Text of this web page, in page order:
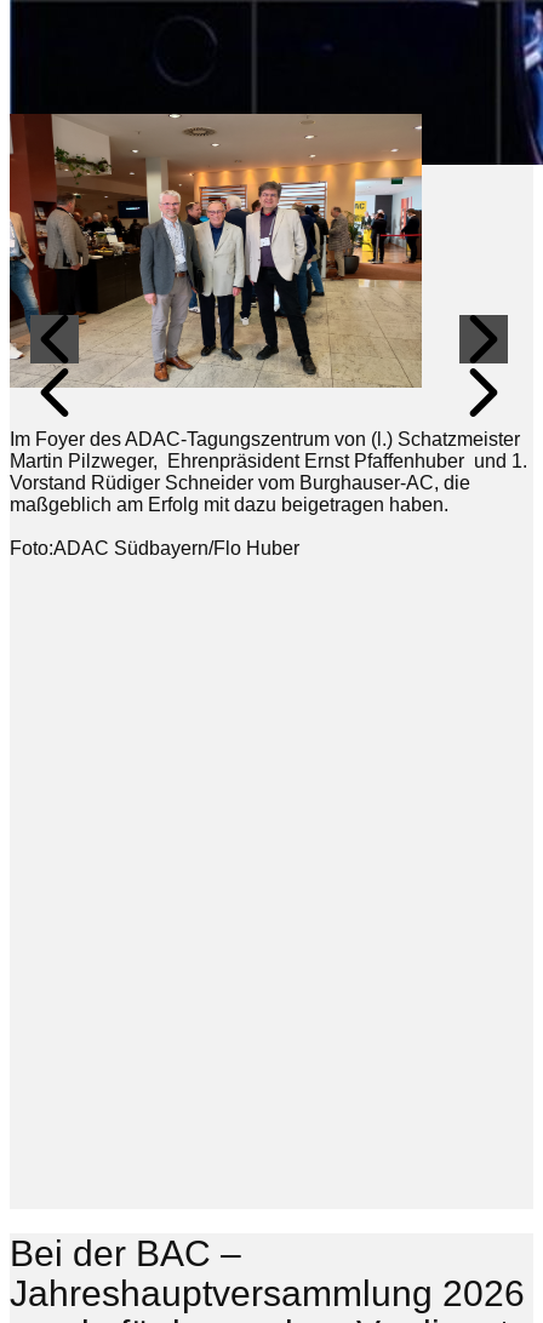
Im Foyer des ADAC-Tagungszentrum von (l.) Schatzmeister
Martin Pilzweger, Ehrenpräsident Ernst Pfaffenhuber und 1.
Vorstand Rüdiger Schneider vom Burghauser-AC, die
maßgeblich am Erfolg mit dazu beigetragen haben.
Foto:ADAC Südbayern/Flo Huber
Bei der BAC –
Jahreshauptversammlung 2026